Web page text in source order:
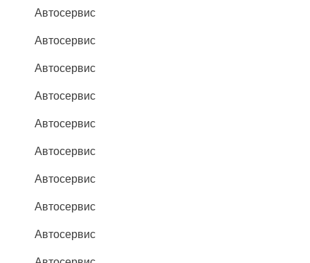
Автосервис
Автосервис
Автосервис
Автосервис
Автосервис
Автосервис
Автосервис
Автосервис
Автосервис